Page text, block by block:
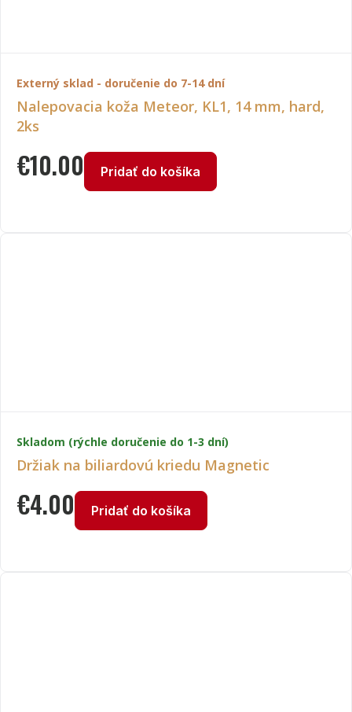
Externý sklad - doručenie do 7-14 dní
Nalepovacia koža Meteor, KL1, 14 mm, hard,
2ks
€10.00 Pridať do košíka
Skladom (rýchle doručenie do 1-3 dní)
Držiak na biliardovú kriedu Magnetic
€4.00 Pridať do košíka